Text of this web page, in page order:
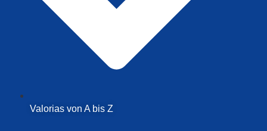
Valorias von A bis Z